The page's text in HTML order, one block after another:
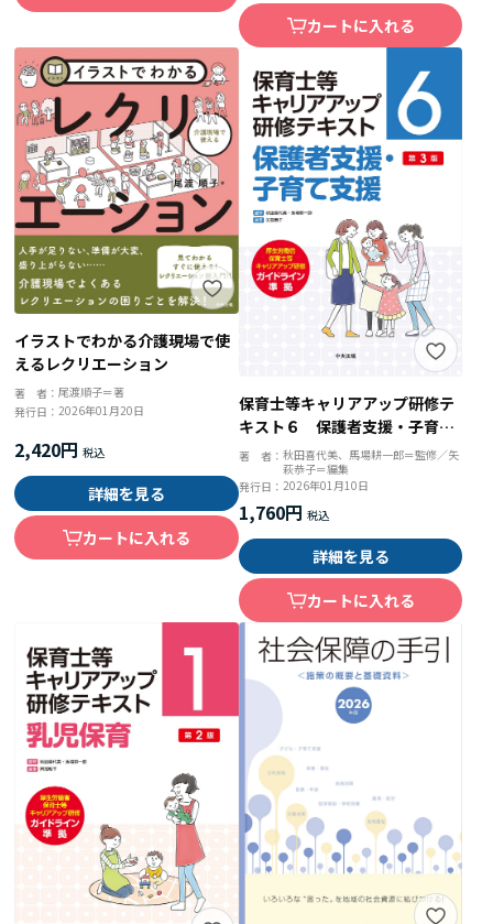
カートに入れる
イラストでわかる介護現場で使
えるレクリエーション
著 者：尾渡順子＝著
発行日：2026年01月20日
2,420円
詳細を見る
カートに入れる
保育士等キャリアアップ研修テ
キスト６ 保護者支援・子育て
支援 第３版
著 者： 秋田喜代美、馬場耕一郎＝監修／矢
萩恭子＝編集
発行日： 2026年01月10日
1,760円
詳細を見る
カートに入れる